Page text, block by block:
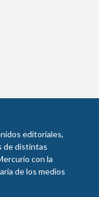
editoriales,
de distintas
con la
de los medios